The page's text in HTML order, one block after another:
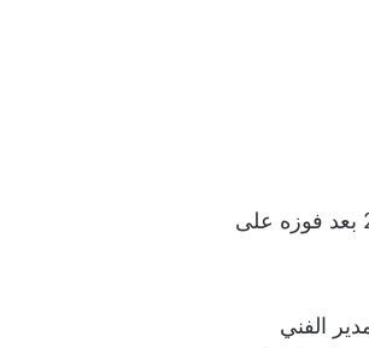
علق الناقد الرياضي سلطان اللحياني، على تتويج الاتحاد بأول ألقابه هذا الموسم 2022-2023 بعد فوزه على
الفني